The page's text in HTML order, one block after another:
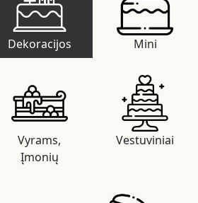
Dekoracijos Mini
Vyrams,
Įmonių
Vestuviniai